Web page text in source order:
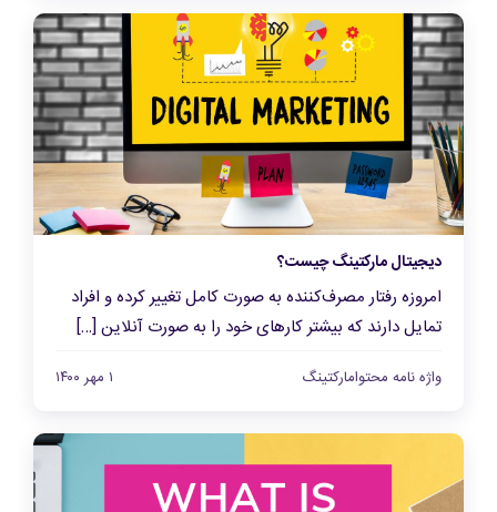
دیجیتال مارکتینگ چیست؟
امروزه رفتار مصرف‌کننده به صورت کامل تغییر کرده و افراد
تمایل دارند که بیشتر کارهای خود را به صورت آنلاین […]
واژه نامه محتوامارکتینگ ۱ مهر ۱۴۰۰